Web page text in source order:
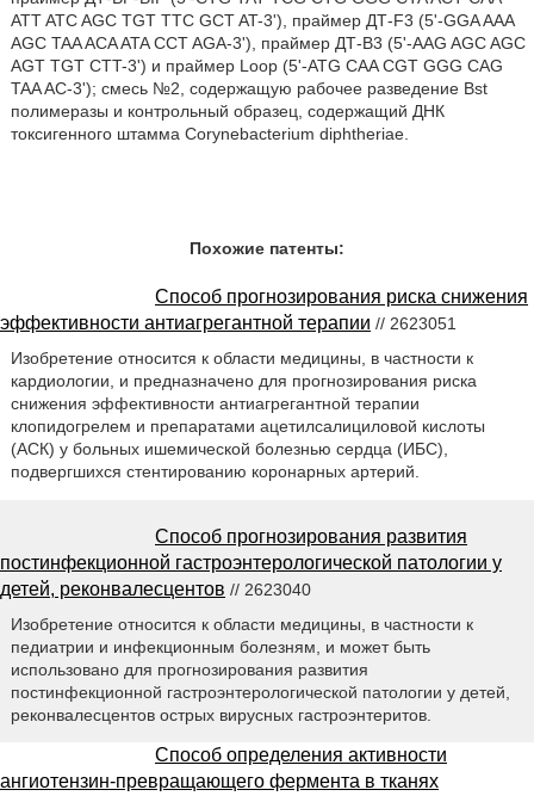
ATT ATC AGC TGT TTC GCT AT-3'), праймер ДТ-F3 (5'-GGA AAA
AGC TAA ACA ATA CCT AGA-3'), праймер ДТ-В3 (5'-AAG AGC AGC
AGT TGT CTT-3') и праймер Loop (5'-ATG CAA CGT GGG CAG
TAA AC-3'); смесь №2, содержащую рабочее разведение Bst
полимеразы и контрольный образец, содержащий ДНК
токсигенного штамма Corynebacterium diphtheriae.
Похожие патенты:
Способ прогнозирования риска снижения
эффективности антиагрегантной терапии // 2623051
Изобретение относится к области медицины, в частности к
кардиологии, и предназначено для прогнозирования риска
снижения эффективности антиагрегантной терапии
клопидогрелем и препаратами ацетилсалициловой кислоты
(АСК) у больных ишемической болезнью сердца (ИБС),
подвергшихся стентированию коронарных артерий.
Способ прогнозирования развития
постинфекционной гастроэнтерологической патологии у
детей, реконвалесцентов // 2623040
Изобретение относится к области медицины, в частности к
педиатрии и инфекционным болезням, и может быть
использовано для прогнозирования развития
постинфекционной гастроэнтерологической патологии у детей,
реконвалесцентов острых вирусных гастроэнтеритов.
Способ определения активности
ангиотензин-превращающего фермента в тканях